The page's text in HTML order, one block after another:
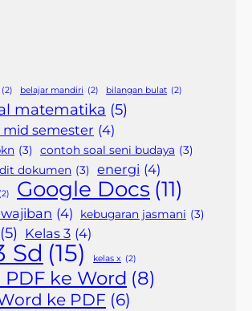
(2) belajar mandiri (2) bilangan bulat (2)
matematika (5)
semester (4)
(3) contoh soal seni budaya (3)
dokumen (3) energi (4)
(2) Google Docs (11)
(4) kebugaran jasmani (3)
(5) Kelas 3 (4)
Sd (15) kelas x (2)
PDF ke Word (8)
ke PDF (6)